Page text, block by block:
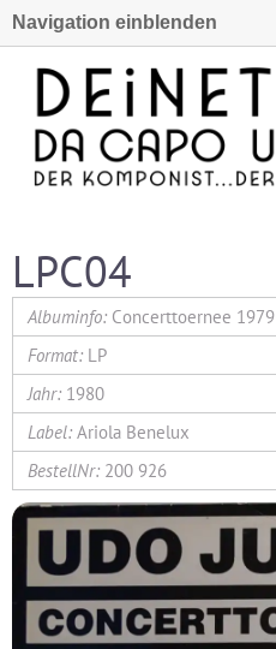
Navigation einblenden
LPC04
Concerttoernee 1979
LP
1980
Ariola Benelux
200 926